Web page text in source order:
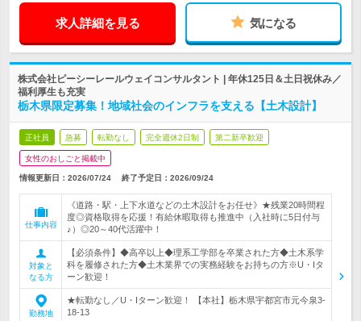
求人詳細を見る 気になる
株式会社ピーシーレールウェイコンサルタント | 年休125日＆土日祝休み／
福利厚生も充実
栃木県限定募集！地域社会のインフラを支える【土木設計】
正社員 急募 転勤なし 完全週休2日制 第二新卒歓迎
女性のおしごと掲載中
情報更新日：2026/07/24 終了予定日： 2026/09/24
仕事内容
《道路・駅・上下水道などの土木設計をお任せ》★残業20時間程
度◎資格取得を応援！有給休暇取得も推進中（入社時に5日付与
♪）◎20～40代活躍中！
対象と
なる方
【必須条件】◆高卒以上◆理系工学部を卒業された方◆土木系学
科を履修された方◆土木業界での実務経験をお持ちの方※U・Iタ
ーン歓迎！
勤務地
★転勤なし／U・Iターン歓迎！ 【本社】栃木県宇都宮市元今泉3-
18-13